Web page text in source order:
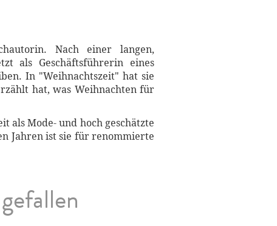
Nach einer langen,
als Geschäftsführerin eines
In "Weihnachtszeit" hat sie
hat, was Weihnachten für
als Mode- und hoch geschätzte
Jahren ist sie für renommierte